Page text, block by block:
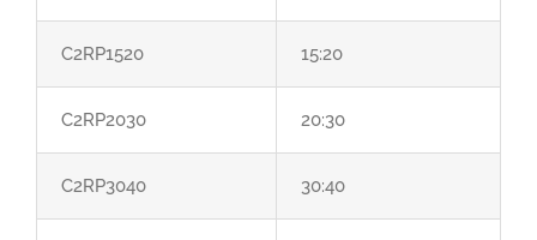
C2RP1520 15:20
C2RP2030 20:30
C2RP3040 30:40